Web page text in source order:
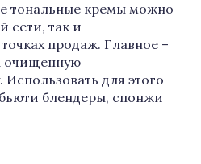
тональные кремы можно
сети, так и
продаж. Главное –
очищенную
для этого
блендеры, спонжи